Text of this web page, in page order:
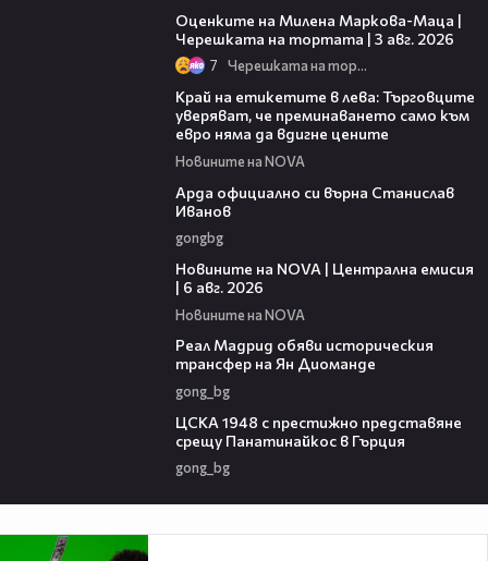
Оценките на Милена Маркова-Маца |
Черешката на тортата | 3 авг. 2026
7 Черешката на тортата
Край на етикетите в лева: Търговците
уверяват, че преминаването само към
евро няма да вдигне цените
Новините на NOVA
Арда официално си върна Станислав
Иванов
gongbg
Новините на NOVA | Централна емисия
| 6 авг. 2026
Новините на NOVA
Реал Мадрид обяви историческия
трансфер на Ян Диоманде
gong_bg
ЦСКА 1948 с престижно представяне
срещу Панатинайкос в Гърция
gong_bg